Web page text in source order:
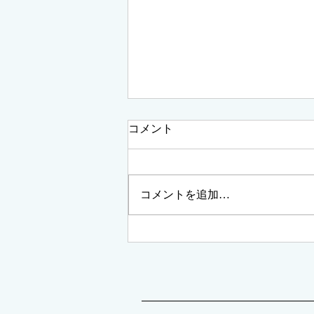
店休日のご案内
コメント
コメントを追加…